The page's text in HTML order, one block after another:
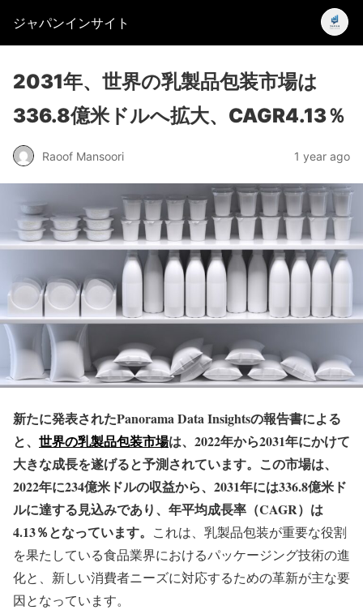
ジャパンインサイト
2031年、世界の乳製品包装市場は
336.8億米ドルへ拡大、CAGR4.13％
Raoof Mansoori 1 year ago
新たに発表されたPanorama Data Insightsの報告書による
と、 世界の乳製品包装市場は、2022年から2031年にかけて
大きな成長を遂げると予測されています。この市場は、
2022年に234億米ドルの収益から、2031年には336.8億米ド
ルに達する見込みであり、年平均成長率（CAGR）は
4.13％となっています。 これは、乳製品包装が重要な役割
を果たしている食品業界におけるパッケージング技術の進
化と、新しい消費者ニーズに対応するための革新が主な要
因となっています。